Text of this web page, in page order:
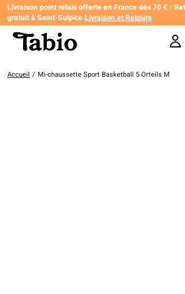
Livraison point relais offerte en France dès 70 € /
gratuit à Saint-SulpiceLivraison et Retours
Accueil / Mi-chaussette Sport Basketball 5 Orteils M